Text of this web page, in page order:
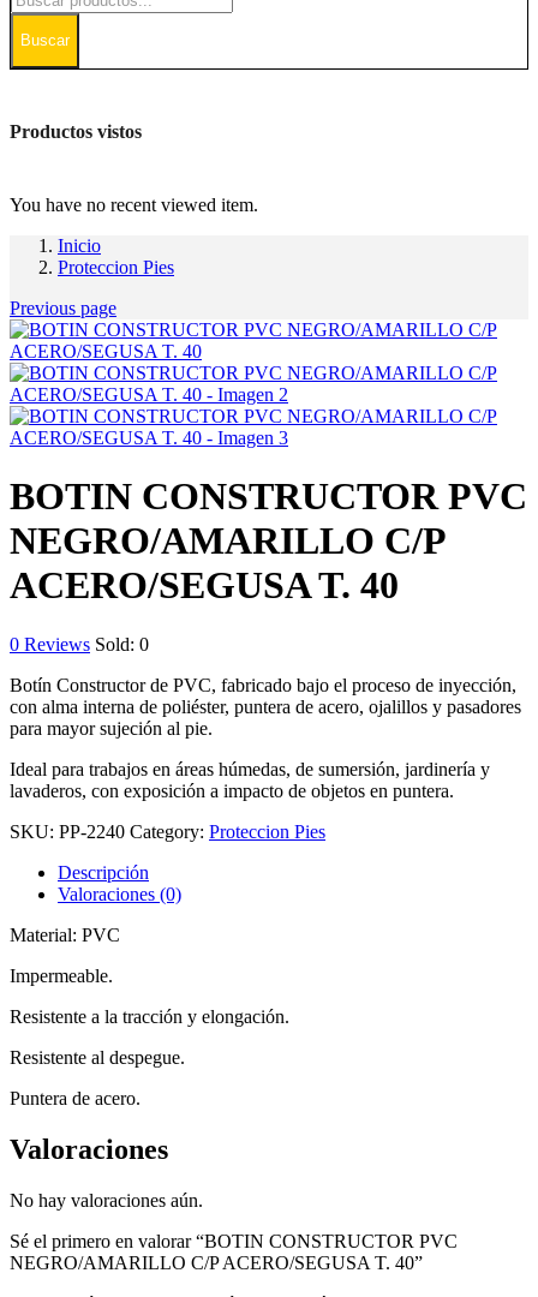
Buscar
Productos vistos
You have no recent viewed item.
Inicio
Proteccion Pies
Previous page
BOTIN CONSTRUCTOR PVC
NEGRO/AMARILLO C/P
ACERO/SEGUSA T. 40
0 Reviews Sold: 0
Botín Constructor de PVC, fabricado bajo el proceso de inyección,
con alma interna de poliéster, puntera de acero, ojalillos y pasadores
para mayor sujeción al pie.
Ideal para trabajos en áreas húmedas, de sumersión, jardinería y
lavaderos, con exposición a impacto de objetos en puntera.
SKU: PP-2240 Category: Proteccion Pies
Descripción
Valoraciones (0)
Material: PVC
Impermeable.
Resistente a la tracción y elongación.
Resistente al despegue.
Puntera de acero.
Valoraciones
No hay valoraciones aún.
Sé el primero en valorar “BOTIN CONSTRUCTOR PVC
NEGRO/AMARILLO C/P ACERO/SEGUSA T. 40”